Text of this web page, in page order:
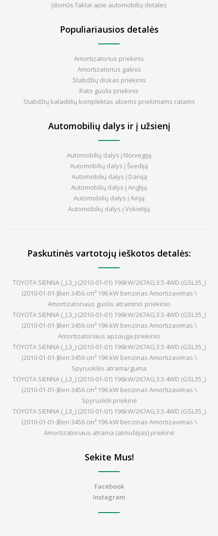
Įdomūs faktai apie automobilių detales
Populiariausios detalės
Amortizatorius priekinis
Amortizatorius galinis
Stabdžių diskas priekinis
Rato guolis priekinis
Stabdžių kaladėlių komplektas abiems priekiniams ratams
Automobilių dalys ir į užsienį
Automobilių dalys į Norvegiją
Automobilių dalys į Švediją
Automobilių dalys į Daniją
Automobilių dalys į Angliją
Automobilių dalys į Airiją
Automobilių dalys į Vokietiją
Paskutinės vartotojų ieškotos detalės:
TOYOTA SIENNA (_L3_) (2010-01-01) 196kW/267AG;3.5 4WD (GSL35_)
(2010-01-01-)Ben 3456 cm³ 196 kW benzinas Amortizavimas \
Amortizatoriaus guolis atraminis priekinio
TOYOTA SIENNA (_L3_) (2010-01-01) 196kW/267AG;3.5 4WD (GSL35_)
(2010-01-01-)Ben 3456 cm³ 196 kW benzinas Amortizavimas \
Amortizatoriaus apsauga priekinio
TOYOTA SIENNA (_L3_) (2010-01-01) 196kW/267AG;3.5 4WD (GSL35_)
(2010-01-01-)Ben 3456 cm³ 196 kW benzinas Amortizavimas \
Spyruoklės atrama/guma
TOYOTA SIENNA (_L3_) (2010-01-01) 196kW/267AG;3.5 4WD (GSL35_)
(2010-01-01-)Ben 3456 cm³ 196 kW benzinas Amortizavimas \
Spyruoklė priekinė
TOYOTA SIENNA (_L3_) (2010-01-01) 196kW/267AG;3.5 4WD (GSL35_)
(2010-01-01-)Ben 3456 cm³ 196 kW benzinas Amortizavimas \
Amortizatoriaus atrama (atmušėjas) priekinė
Sekite Mus!
Facebook
Instagram